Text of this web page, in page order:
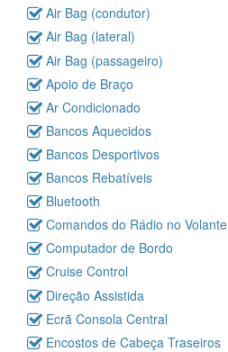
Air Bag (condutor)
Air Bag (lateral)
Air Bag (passageiro)
Apoio de Braço
Ar Condicionado
Bancos Aquecidos
Bancos Desportivos
Bancos Rebatíveis
Bluetooth
Comandos do Rádio no Volante
Computador de Bordo
Cruise Control
Direção Assistida
Ecrã Consola Central
Encostos de Cabeça Traseiros